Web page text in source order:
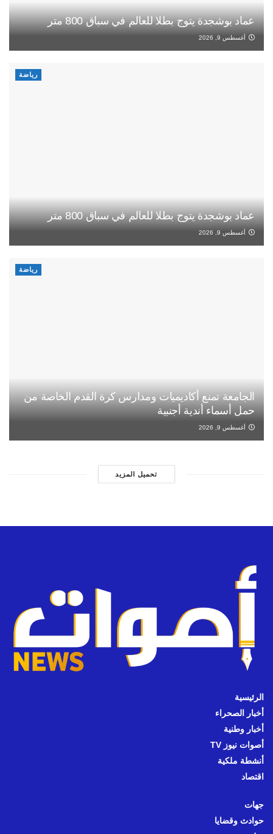
عماد بوشجدة يتوج بطلا للعالم في سباق 800 متر
أغسطس 9, 2026
رياضة
عماد بوشجدة يتوج بطلا للعالم في سباق 800 متر
أغسطس 9, 2026
رياضة
الجامعة تمنع أكاديميات ومدارس كرة القدم الخاصة من
حمل أسماء أندية أجنبية
أغسطس 9, 2026
تحميل المزيد
الرئيسية
أخبار الصحراء
أخبار وطنية
أصوات نيوز TV
أنشطة ملكية
اقتصاد
جهات
حوادث وقضايا